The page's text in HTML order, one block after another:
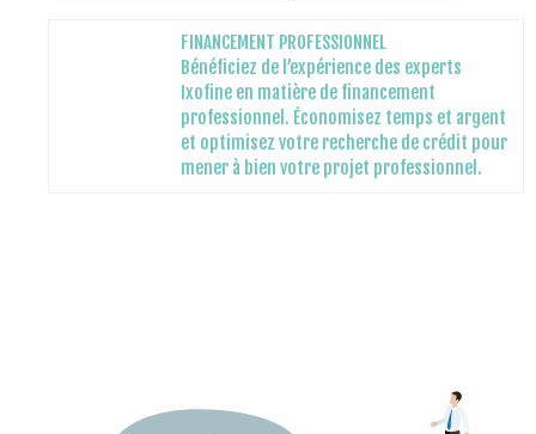
FINANCEMENT PROFESSIONNEL
Bénéficiez de l’expérience des experts
Ixofine en matière de financement
professionnel. Économisez temps et argent
et optimisez votre recherche de crédit pour
mener à bien votre projet professionnel.